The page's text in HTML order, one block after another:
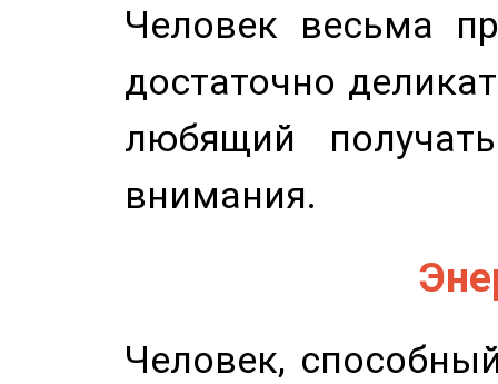
Человек весьма
достаточно
любящий
внимания.
Человек,